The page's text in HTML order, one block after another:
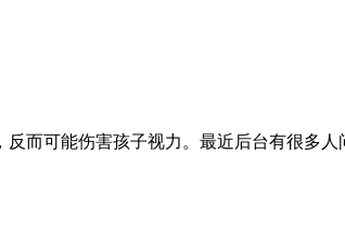
而可能伤害孩子视力。最近后台有很多